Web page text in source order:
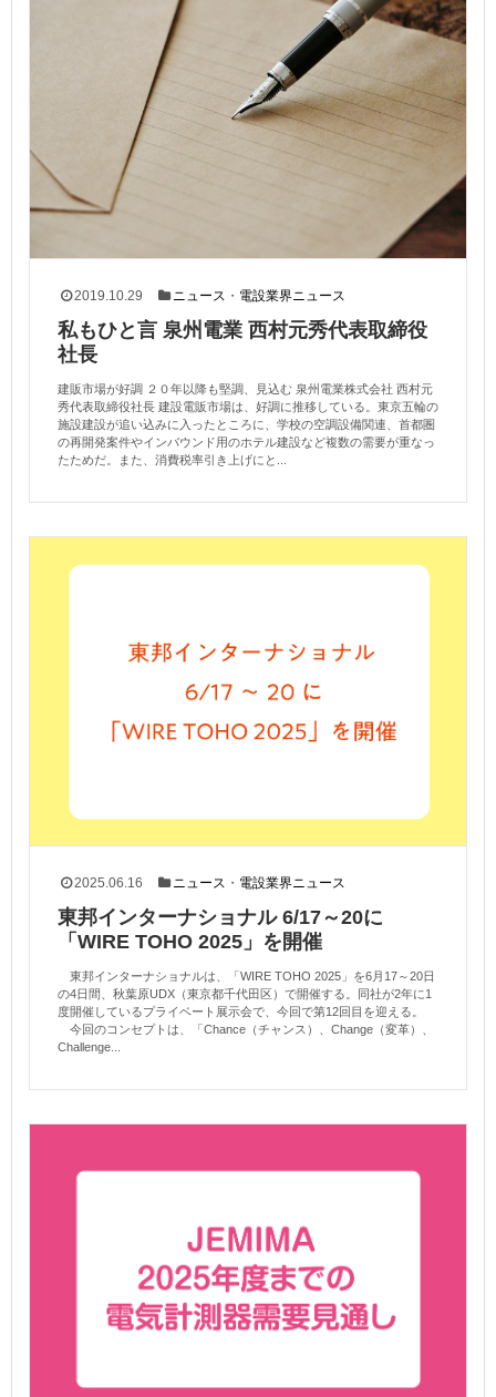
2019.10.29 ニュース ・ 電設業界ニュース
私もひと言 泉州電業 西村元秀代表取締役
社長
建販市場が好調 ２０年以降も堅調、見込む 泉州電業株式会社 西村元
秀代表取締役社長 建設電販市場は、好調に推移している。東京五輪の
施設建設が追い込みに入ったところに、学校の空調設備関連、首都圏
の再開発案件やインバウンド用のホテル建設など複数の需要が重なっ
たためだ。また、消費税率引き上げにと...
2025.06.16 ニュース ・ 電設業界ニュース
東邦インターナショナル 6/17～20に
「WIRE TOHO 2025」を開催
東邦インターナショナルは、「WIRE TOHO 2025」を6月17～20日
の4日間、秋葉原UDX（東京都千代田区）で開催する。同社が2年に1
度開催しているプライベート展示会で、今回で第12回目を迎える。
今回のコンセプトは、「Chance（チャンス）、Change（変革）、
Challenge...